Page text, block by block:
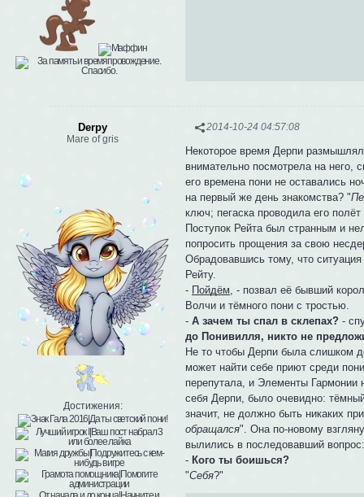
2014-10-24 04:57:08
Derpy
Mare of gris
Достижения:
Некоторое время Дерпи
внимательно посмотрела на него,
его времена пони не оставались
на первый же день знакомства? "
ключ; пегаска проводила его
Поступок Рейта был странным и
попросить прощения за свою
Обрадовавшись тому, что
Рейту.
- Пойдём, - позвал её бывший
Волчи и тёмного пони с тростью.
-А зачем ты спал в склепах? -
до Понивилля, никто не
Не то чтобы Дерпи была слишком
может найти себе приют среди
перепутала, и Элементы Гармонии
себя Дерпи, было очевидно:
значит, не должно быть никаких
обращался". Она по-новому
вылились в последовавший
- Кого ты боишься?
"Себя?"